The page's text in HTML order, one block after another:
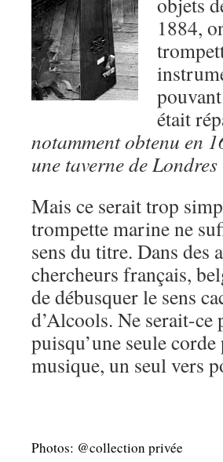
1884,
était
notamment obtenu en
une taverne de
Mais ce serait trop
trompette marine ne
sens du titre. Dans des
chercheurs français,
de débusquer le sens
d’Alcools. Ne serait-ce
puisqu’une seule
musique, un seul vers
Photos: @collection privée